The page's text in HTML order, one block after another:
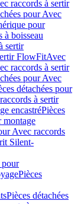
raccords à sertir
pour Avec
pour
à boisseau
sertir
FlowFitAvec
raccords à sertir
pour Avec
détachées pour
à sertir
encastréPièces
montage
Avec raccords
Silent-
pour
Pièces
Pièces détachées